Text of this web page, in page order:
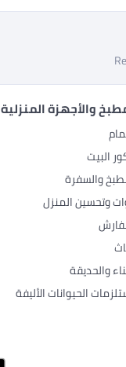
والأجهزة المنزلية
البيت
والسفرة
وتحسين المنزل
والحديقة
الحيوانات الأليفة